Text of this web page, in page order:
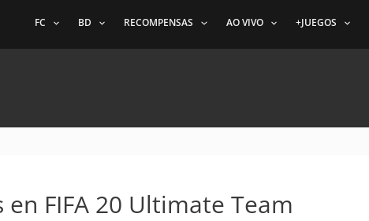
FC BD RECOMPENSAS AO VIVO +JUEGOS
en FIFA 20 Ultimate Team